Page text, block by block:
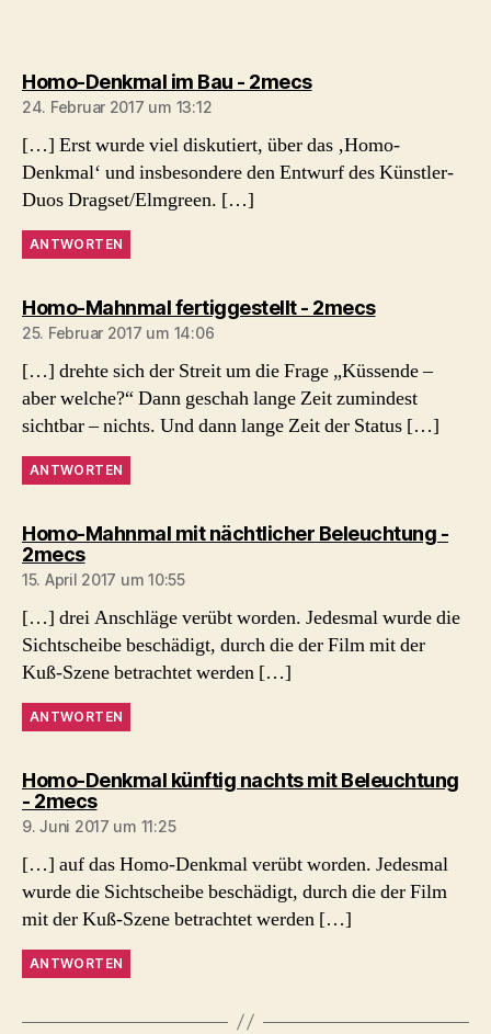
Homo-Denkmal im Bau - 2mecssagt:
24. Februar 2017 um 13:12
[…] Erst wurde viel diskutiert, über das ‚Homo-
Denkmal‘ und insbesondere den Entwurf des Künstler-
Duos Dragset/Elmgreen. […]
ANTWORTEN
Homo-Mahnmal fertiggestellt - 2mecssagt:
25. Februar 2017 um 14:06
[…] drehte sich der Streit um die Frage „Küssende –
aber welche?“ Dann geschah lange Zeit zumindest
sichtbar – nichts. Und dann lange Zeit der Status […]
ANTWORTEN
Homo-Mahnmal mit nächtlicher Beleuchtung -
2mecssagt:
15. April 2017 um 10:55
[…] drei Anschläge verübt worden. Jedesmal wurde die
Sichtscheibe beschädigt, durch die der Film mit der
Kuß-Szene betrachtet werden […]
ANTWORTEN
Homo-Denkmal künftig nachts mit Beleuchtung
- 2mecssagt:
9. Juni 2017 um 11:25
[…] auf das Homo-Denkmal verübt worden. Jedesmal
wurde die Sichtscheibe beschädigt, durch die der Film
mit der Kuß-Szene betrachtet werden […]
ANTWORTEN